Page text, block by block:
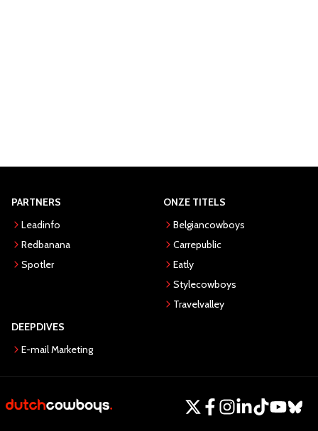
PARTNERS
Leadinfo
Redbanana
Spotler
ONZE TITELS
Belgiancowboys
Carrepublic
Eatly
Stylecowboys
Travelvalley
DEEPDIVES
E-mail Marketing